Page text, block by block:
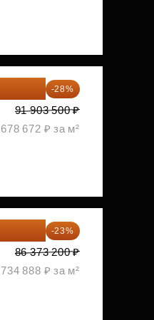
-28%
91 903 500 ₽
678 672 ₽ за м²
-23%
86 373 200 ₽
734 888 ₽ за м²